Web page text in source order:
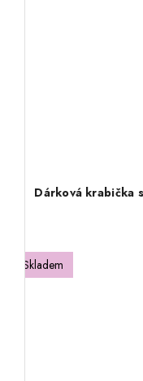
Dárková krabička
Skladem